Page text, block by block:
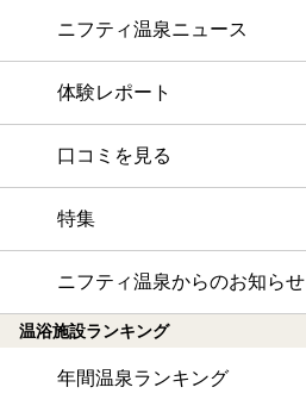
ニフティ温泉ニュース
体験レポート
口コミを見る
特集
ニフティ温泉からのお知らせ
温浴施設ランキング
年間温泉ランキング